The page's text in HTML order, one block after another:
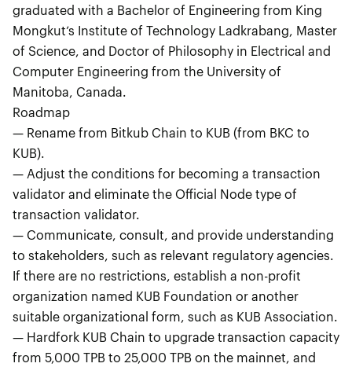
graduated with a Bachelor of Engineering from King
Mongkut’s Institute of Technology Ladkrabang, Master
of Science, and Doctor of Philosophy in Electrical and
Computer Engineering from the University of
Manitoba, Canada.
Roadmap
— Rename from Bitkub Chain to KUB (from BKC to
KUB).
— Adjust the conditions for becoming a transaction
validator and eliminate the Official Node type of
transaction validator.
— Communicate, consult, and provide understanding
to stakeholders, such as relevant regulatory agencies.
If there are no restrictions, establish a non-profit
organization named KUB Foundation or another
suitable organizational form, such as KUB Association.
— Hardfork KUB Chain to upgrade transaction capacity
from 5,000 TPB to 25,000 TPB on the mainnet, and